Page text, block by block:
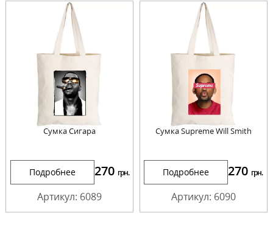
Сумка Сигара
Подробнее 270 грн.
Артикул: 6089
Сумка Supreme Will Smith
Подробнее 270 грн.
Артикул: 6090